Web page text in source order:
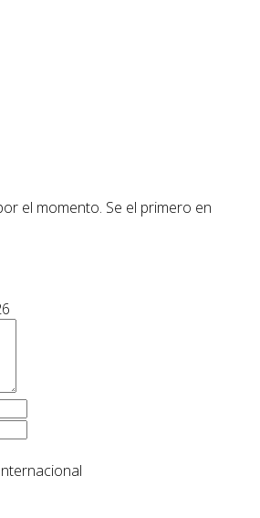
el momento. Se el primero en